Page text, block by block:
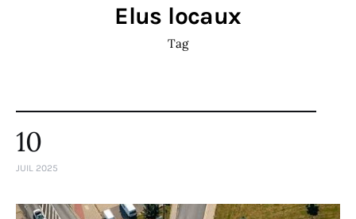
Sport
Société
Elus locaux
Tag
10
JUIL 2025